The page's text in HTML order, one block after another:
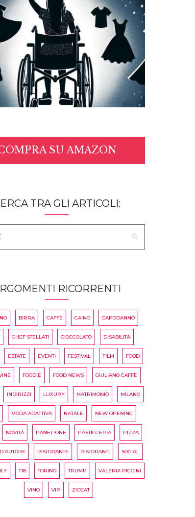
SU AMAZON
TRA GLI ARTICOLI:
RICORRENTI
BIRRA CAFFÈ CAINO CAPODANNO
CHEF STELLATI CIOCCOLATÒ DISABILITÀ
ESTATE EVENTI FESTIVAL FILM FOOD
FOODIE FOOD NEWS GIULIANO CAFFÈ
INDIRIZZI LUXURY MATRIMONIO MILANO
MODA ADATTIVA NATALE NEW OPENING
NOVITÀ PANETTONE PASTICCERIA PIZZA
RISTORANTE RISTORANTI SOCIAL
T18 TORINO TRUMP VALERIA PICCINI
VINO VIP ZICCAT